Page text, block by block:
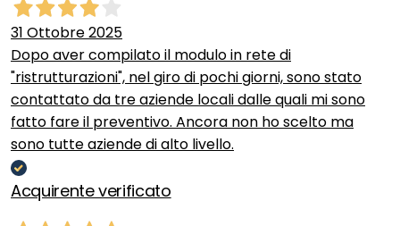
31 Ottobre 2025
Dopo aver compilato il modulo in rete di
"ristrutturazioni", nel giro di pochi giorni, sono stato
contattato da tre aziende locali dalle quali mi sono
fatto fare il preventivo. Ancora non ho scelto ma
sono tutte aziende di alto livello.
Acquirente verificato